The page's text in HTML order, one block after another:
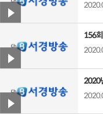
156
2020